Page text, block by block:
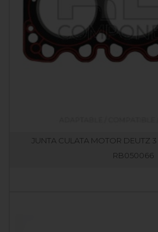
JUNTA CULATA MOTOR DEUTZ 3
RB050066